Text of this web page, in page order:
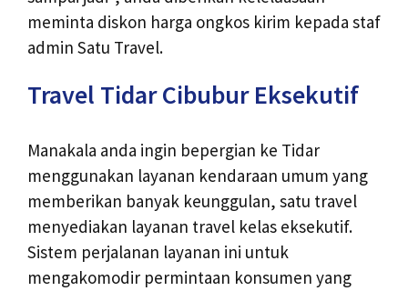
meminta diskon harga ongkos kirim kepada staf
admin Satu Travel.
Travel Tidar Cibubur Eksekutif
Manakala anda ingin bepergian ke Tidar
menggunakan layanan kendaraan umum yang
memberikan banyak keunggulan, satu travel
menyediakan layanan travel kelas eksekutif.
Sistem perjalanan layanan ini untuk
mengakomodir permintaan konsumen yang